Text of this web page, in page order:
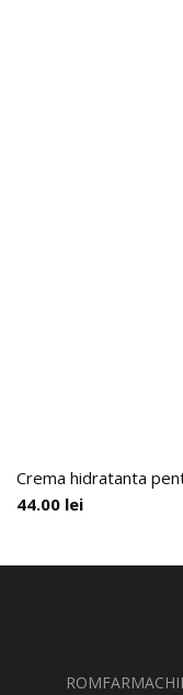
Crema hidratanta
44.00 lei